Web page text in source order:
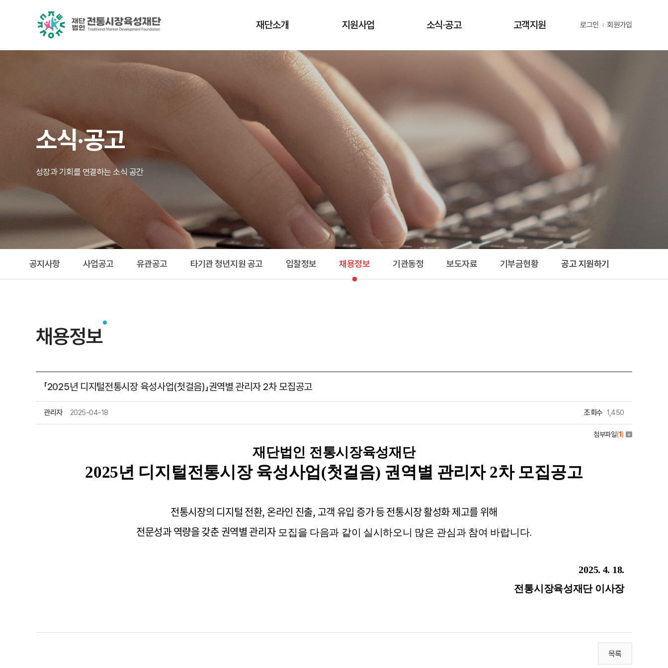
재단소개
CI·슬로건 소개
오시는 길
지원사업
청년상인 육성사업
창업단계
성장단계
도약단계
전통시장 디지털
역량강화 사업
소식·공고
유관공고
채용정보
기관동정
보도자료
기부금현황
공고 지원하기
고객지원
부정 및 공익신고
로그인 회원가입
소식·공고
성장과 기회를 연결하는 소식 공간
공지사항 사업공고 유관공고 타기관 청년지원 공고 입찰정보 채용정보 기관동정 보도자료 기부금현황 공고 지원하기
채용정보
「2025년 디지털전통시장 육성사업(첫걸음)」권역별 관리자 2차 모집공고
관리자 2025-04-18 조회수 1,450
첨부파일(1)
재단법인 전통시장육성재단
2025년 디지털전통시장 육성사업(첫걸음) 권역별 관리자 2차 모집공고
전통시장의 디지털 전환, 온라인 진출, 고객 유입 증가 등 전통시장 활성화 제고를 위해
전문성과 역량을 갖춘 권역별 관리자모집을 다음과 같이 실시하오니 많은 관심과 참여 바랍니다.
2025. 4. 18.
전통시장육성재단 이사장
목록